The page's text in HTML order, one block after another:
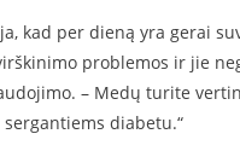
kad per dieną yra gerai
problemos ir jie
– Medų turite
diabetu.“